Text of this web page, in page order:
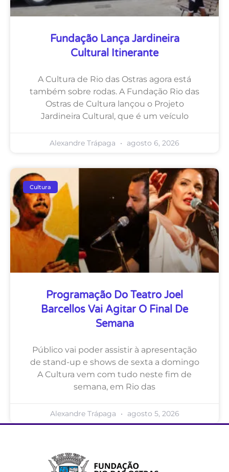
Fundação Lança Jardineira
Cultural Itinerante
A Cultura de Rio das Ostras agora está
também sobre rodas. A Fundação Rio das
Ostras de Cultura lançou o Projeto
Jardineira Cultural, que é um veículo
Alexandre Trápaga agosto 6, 2026
Cultura
Programação Do Teatro Joel
Barcellos Vai Agitar O Final De
Semana
Público vai poder assistir à apresentação
de stand-up e shows de sexta a domingo
A Cultura vem com tudo neste fim de
semana, em Rio das
Alexandre Trápaga agosto 5, 2026